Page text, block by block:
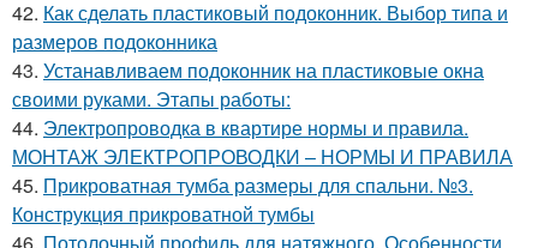
42. Как сделать пластиковый подоконник. Выбор типа и
размеров подоконника
43. Устанавливаем подоконник на пластиковые окна
своими руками. Этапы работы:
44. Электропроводка в квартире нормы и правила.
МОНТАЖ ЭЛЕКТРОПРОВОДКИ – НОРМЫ И ПРАВИЛА
45. Прикроватная тумба размеры для спальни. №3.
Конструкция прикроватной тумбы